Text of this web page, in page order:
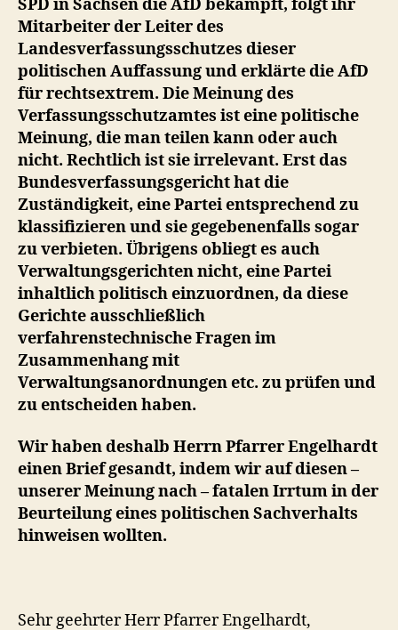
SPD in Sachsen die AfD bekämpft, folgt ihr
Mitarbeiter der Leiter des
Landesverfassungsschutzes dieser
politischen Auffassung und erklärte die AfD
für rechtsextrem. Die Meinung des
Verfassungsschutzamtes ist eine politische
Meinung, die man teilen kann oder auch
nicht. Rechtlich ist sie irrelevant. Erst das
Bundesverfassungsgericht hat die
Zuständigkeit, eine Partei entsprechend zu
klassifizieren und sie gegebenenfalls sogar
zu verbieten. Übrigens obliegt es auch
Verwaltungsgerichten nicht, eine Partei
inhaltlich politisch einzuordnen, da diese
Gerichte ausschließlich
verfahrenstechnische Fragen im
Zusammenhang mit
Verwaltungsanordnungen etc. zu prüfen und
zu entscheiden haben.
Wir haben deshalb Herrn Pfarrer Engelhardt
einen Brief gesandt, indem wir auf diesen –
unserer Meinung nach – fatalen Irrtum in der
Beurteilung eines politischen Sachverhalts
hinweisen wollten.
Sehr geehrter Herr Pfarrer Engelhardt,